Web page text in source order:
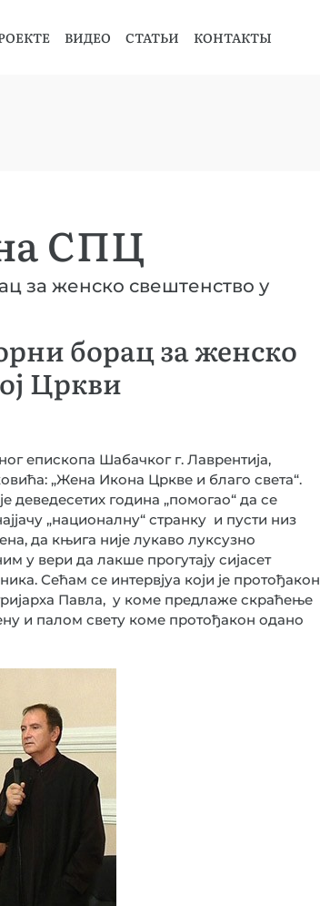
ВИДЕО СТАТЬИ КОНТАКТЫ
СПЦ
за женско свештенство у
борац за женско
Цркви
епископа Шабачког г. Лаврентија,
„Жена Икона Цркве и благо света“.
деведесетих година „помогао“ да се
„националну“ странку и пусти низ
да књига није лукаво луксузно
у вери да лакше прогутају сијасет
Сећам се интервјуа који је протођакон
Павла, у коме предлаже скраћење
и палом свету коме протођакон одано